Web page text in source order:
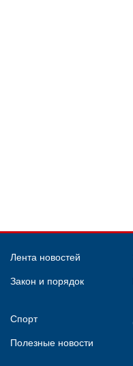
Лента новостей
Закон и порядок
Спорт
Полезные новости